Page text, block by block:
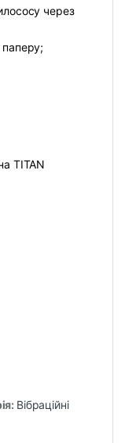
через
TITAN
Вібраційні